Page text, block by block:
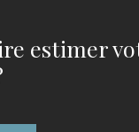
estimer